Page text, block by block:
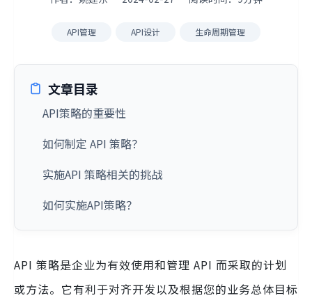
API管理 API设计 生命周期管理
文章目录
API策略的重要性
如何制定 API 策略？
实施API 策略相关的挑战
如何实施API策略？
API 策略是企业为有效使用和管理 API 而采取的计划
或方法。它有利于对齐开发以及根据您的业务总体目标